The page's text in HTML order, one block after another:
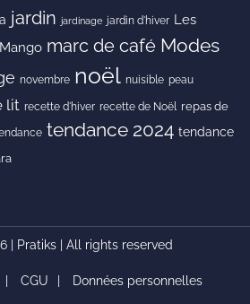
jardin jardinage jardin d'hiver Les
Mango marc de café Modes
novembre noël nuisible peau
lit recette d'hiver recette de Noël repas de
tendance 2024 tendance
| Pratiks | All rights reserved
CGU Données personnelles